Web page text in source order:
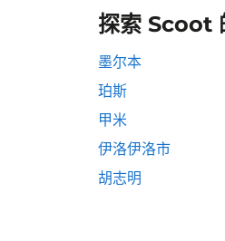
探索 Scoot
墨尔本
珀斯
甲米
伊洛伊洛市
胡志明